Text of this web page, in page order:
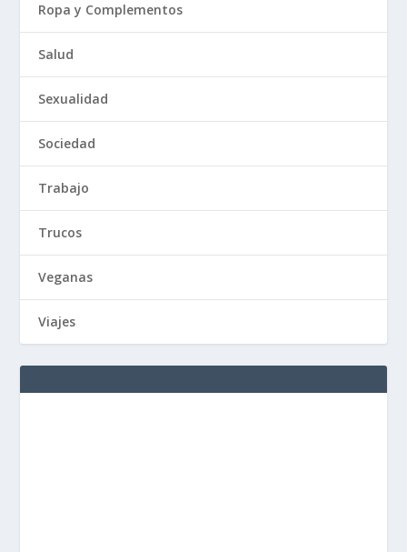
Ropa y Complementos
Salud
Sexualidad
Sociedad
Trabajo
Trucos
Veganas
Viajes